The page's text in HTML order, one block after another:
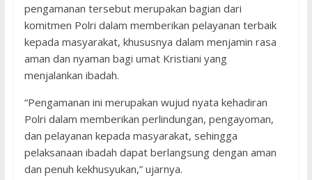
pengamanan tersebut merupakan bagian dari
komitmen Polri dalam memberikan pelayanan terbaik
kepada masyarakat, khususnya dalam menjamin rasa
aman dan nyaman bagi umat Kristiani yang
menjalankan ibadah.
“Pengamanan ini merupakan wujud nyata kehadiran
Polri dalam memberikan perlindungan, pengayoman,
dan pelayanan kepada masyarakat, sehingga
pelaksanaan ibadah dapat berlangsung dengan aman
dan penuh kekhusyukan,” ujarnya.